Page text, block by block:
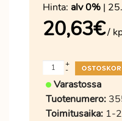
Hinta: alv 0% |
20,63€/
-
+
Varastossa
Tuotenumero:
Toimitusaika: 1-